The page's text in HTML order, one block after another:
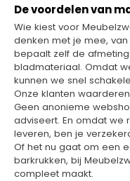
De voordelen van
Wie kiest voor
denken met je mee,
bepaalt zelf de
bladmateriaal. Omdat
kunnen we snel
Onze klanten
Geen anonieme
adviseert. En omdat we
leveren, ben je
Of het nu gaat om een
barkrukken, bij
compleet maakt.